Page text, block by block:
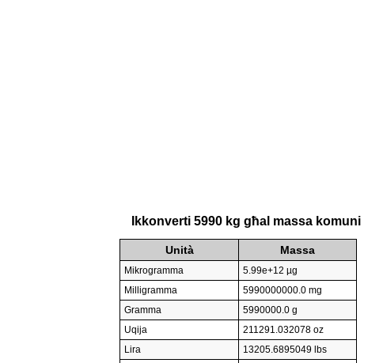
Ikkonverti 5990 kg għal massa komuni
Unità Massa
Mikrogramma
5.99e+12 µg
Milligramma
5990000000.0 mg
Gramma
5990000.0 g
Uqija
211291.032078 oz
Lira
13205.6895049 lbs